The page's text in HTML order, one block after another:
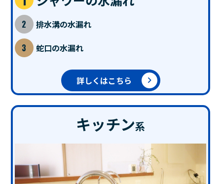
排水溝の水漏れ
蛇口の水漏れ
詳しくはこちら
キッチン系